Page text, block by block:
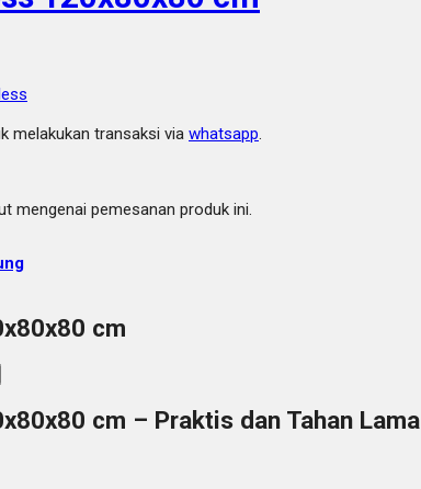
melakukan transaksi via whatsapp.
mengenai pemesanan produk ini.
cm
cm – Praktis dan Tahan Lama